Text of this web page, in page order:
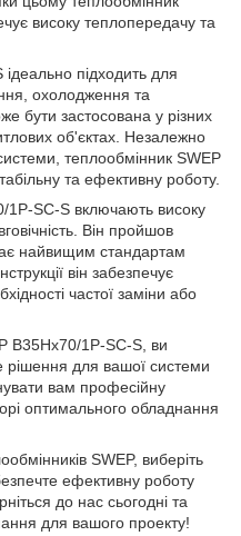
високу теплопередачу та
підходить для
охолодження та
бути застосована у різних
об'єктах. Незалежно
теплообмінник SWEP
та ефективну роботу.
1P-SC-S включають високу
Він пройшов
найвищим стандартам
він забезпечує
частої заміни або
B35Hx70/1P-SC-S, ви
рішення для вашої системи
вам професійну
оптимального обладнання
SWEP, виберіть
ефективну роботу
до нас сьогодні та
для вашого проекту!